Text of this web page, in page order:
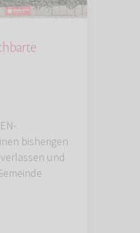
bisherigen
und